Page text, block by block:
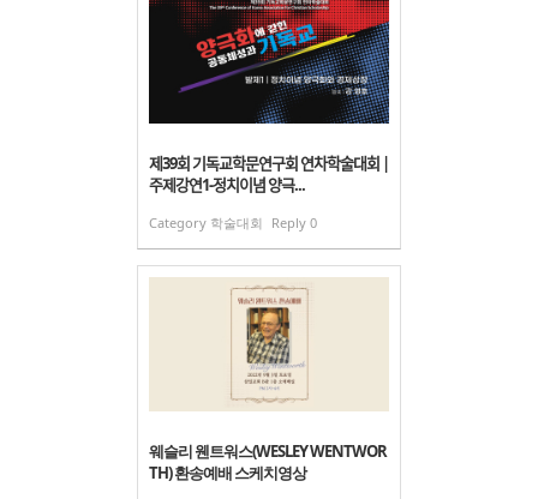
제39회 기독교학문연구회 연차학술대회 |
주제강연1-정치이념 양극...
Category 학술대회 Reply 0
웨슬리 웬트워스(WESLEY WENTWOR
TH) 환송예배 스케치영상